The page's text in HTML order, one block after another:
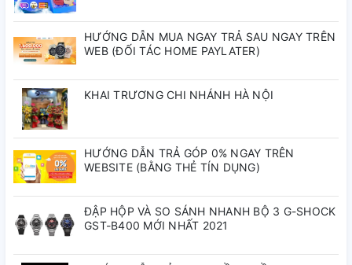
Thương hiệu:
Mã sản phẩm:
8160L-VT
Loại máy:Quartz (Pin)
Chất liệu dây:
Chất liệu vỏ:Thép không gỉ
Đường kính mặt:34mm
Chống nước:
Mặt kính:Kính Sapphire chống trầy
Lý do nên chọn Carnival
8160L-VT
Phong cách thanh lịch
Bộ máy Quartz– Chính xác, bền bỉ, dễ sử dụng.
HƯỚNG DẪN MUA NGAY TRẢ SAU NGAY TRÊN
WEB (ĐỐI TÁC HOME PAYLATER)
KHAI TRƯƠNG CHI NHÁNH HÀ NỘI
HƯỚNG DẪN TRẢ GÓP 0% NGAY TRÊN
WEBSITE (BẰNG THẺ TÍN DỤNG)
ĐẬP HỘP VÀ SO SÁNH NHANH BỘ 3 G-SHOCK
GST-B400 MỚI NHẤT 2021